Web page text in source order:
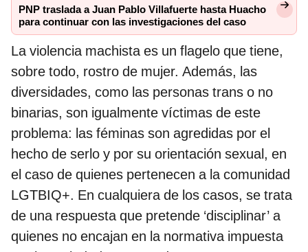
PNP traslada a Juan Pablo Villafuerte hasta Huacho
para continuar con las investigaciones del caso
La violencia machista es un flagelo que tiene,
sobre todo, rostro de mujer. Además, las
diversidades, como las personas trans o no
binarias, son igualmente víctimas de este
problema: las féminas son agredidas por el
hecho de serlo y por su orientación sexual, en
el caso de quienes pertenecen a la comunidad
LGTBIQ+. En cualquiera de los casos, se trata
de una respuesta que pretende ‘disciplinar’ a
quienes no encajan en la normativa impuesta